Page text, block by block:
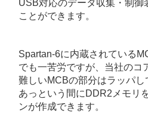
USB対応のデータ収集・制御
ことができます。
Spartan-6に内蔵されている
でも一苦労ですが、当社のコ
難しいMCBの部分はラッパし
あっという間にDDR2メモリ
ンが作成できます。